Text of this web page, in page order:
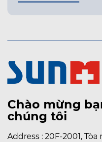
Chào mừng
chúng tôi
Address : 20F-2001,